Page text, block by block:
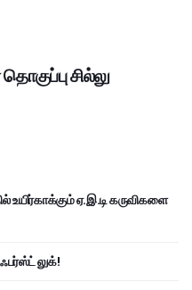
சில்லு
ஏ.இ.டி கருவிகளை
லுக்!